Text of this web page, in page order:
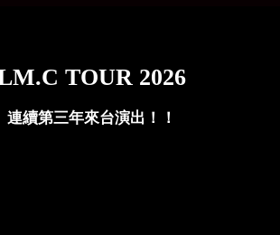
TOUR 2026
連續第三年來台演出！！